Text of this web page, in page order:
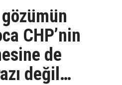
CHP’nin
de
değil…